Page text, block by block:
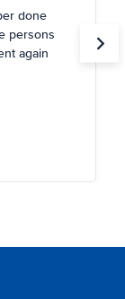
done
persons
again